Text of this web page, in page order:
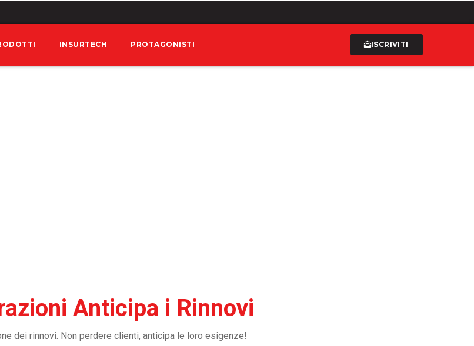
INSURTECH PROTAGONISTI ISCRIVITI
Anticipa i Rinnovi
dei rinnovi. Non perdere clienti, anticipa le loro esigenze!